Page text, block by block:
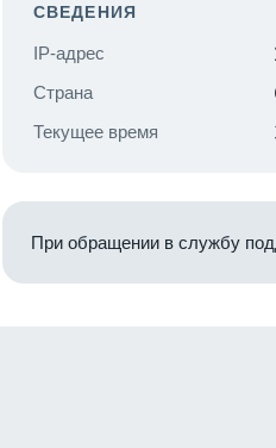
СВЕДЕНИЯ
IP-адрес
Страна
Текущее время
При обращении в службу